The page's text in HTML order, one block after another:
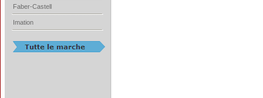
Faber-Castell
Imation